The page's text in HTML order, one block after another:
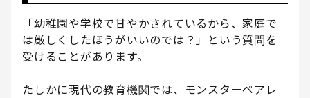
「幼稚園や学校で甘やかされているから、家庭で
は厳しくしたほうがいいのでは？」という質問を
受けることがあります。
たしかに現代の教育機関では、モンスターペアレ